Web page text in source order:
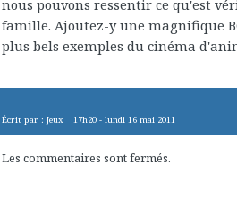
nous pouvons ressentir ce qu'est
famille. Ajoutez-y une magnifique
plus bels exemples du cinéma
Écrit par : Jeux 17h20 -lundi 16 mai 2011
Les commentaires sont fermés.